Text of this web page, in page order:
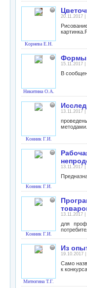
Корнева Е.Н.
20.11.2017
Никитина О.А.
Формы
15.11.2017
В
Конник Г.И.
13.11.2017
Конник Г.И.
13.11.2017
Конник Г.И.
13.11.2017
для
Митюгина Т.Г.
Из
19.10.2017
Само
к